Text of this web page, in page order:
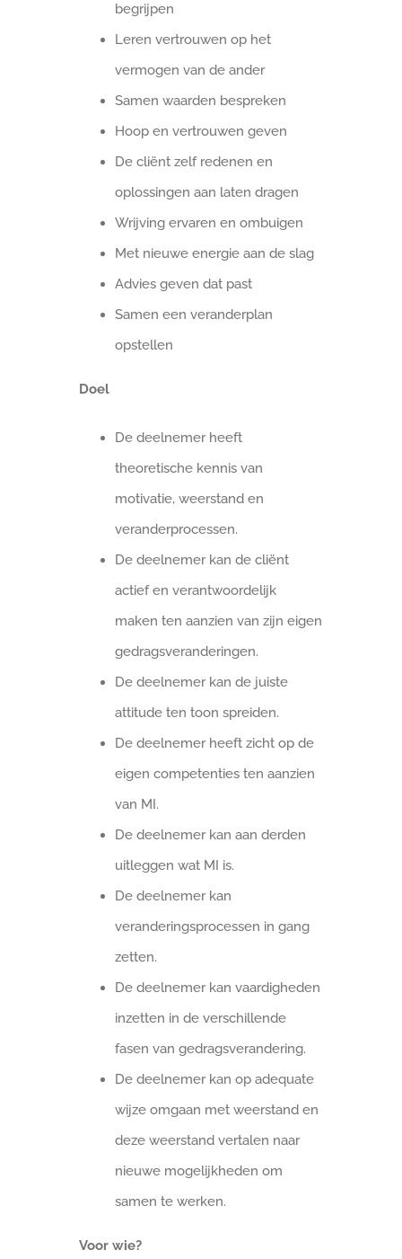
begrijpen
Leren vertrouwen op het
vermogen van de ander
Samen waarden bespreken
Hoop en vertrouwen geven
De cliënt zelf redenen en
oplossingen aan laten dragen
Wrijving ervaren en ombuigen
Met nieuwe energie aan de slag
Advies geven dat past
Samen een veranderplan
opstellen
Doel
De deelnemer heeft
theoretische kennis van
motivatie, weerstand en
veranderprocessen.
De deelnemer kan de cliënt
actief en verantwoordelijk
maken ten aanzien van zijn eigen
gedragsveranderingen.
De deelnemer kan de juiste
attitude ten toon spreiden.
De deelnemer heeft zicht op de
eigen competenties ten aanzien
van MI.
De deelnemer kan aan derden
uitleggen wat MI is.
De deelnemer kan
veranderingsprocessen in gang
zetten.
De deelnemer kan vaardigheden
inzetten in de verschillende
fasen van gedragsverandering.
De deelnemer kan op adequate
wijze omgaan met weerstand en
deze weerstand vertalen naar
nieuwe mogelijkheden om
samen te werken.
Voor wie?